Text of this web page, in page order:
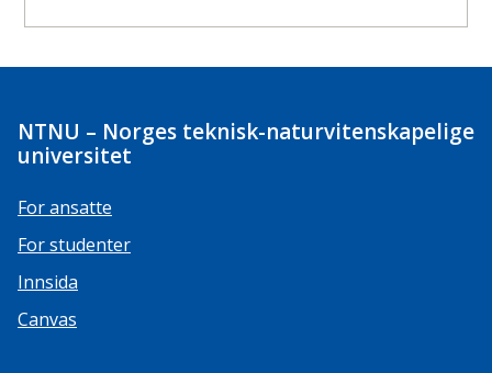
NTNU – Norges teknisk-naturvitenskapelige
universitet
For ansatte
For studenter
Innsida
Canvas